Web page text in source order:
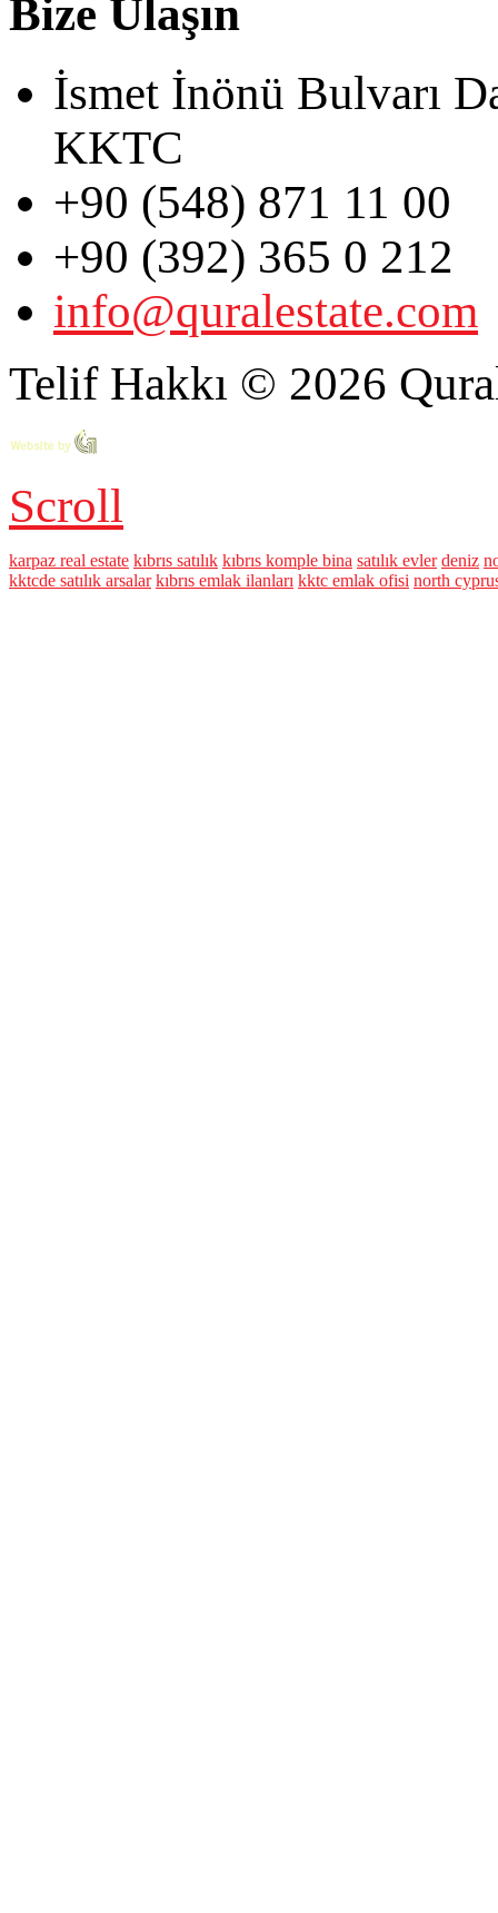
Bize Ulaşın
İsmet İnönü Bulvarı
KKTC
+90 (548) 871 11 00
+90 (392) 365 0 212
info@quralestate.com
Telif Hakkı © 2026
Scroll
karpaz real estate kıbrıs satılık kıbrıs komple bina satılık evler deniz
kktcde satılık arsalar kıbrıs emlak ilanları kktc emlak ofisi north